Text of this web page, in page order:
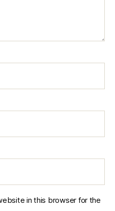
in this browser for the